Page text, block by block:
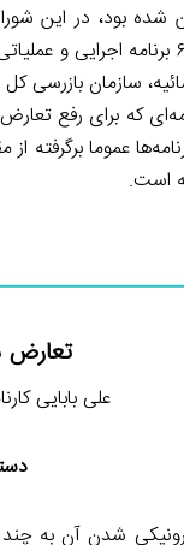
شده بود، در این
است. در بحث تعارض منافع ۶
شده و همچنین ۶
عموما
است.
تعارض
علی بابایی
شدن آن به